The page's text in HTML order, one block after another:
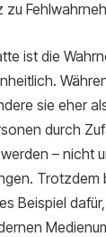
ist die
sie eher
durch
– nicht
Trotzdem
Beispiel